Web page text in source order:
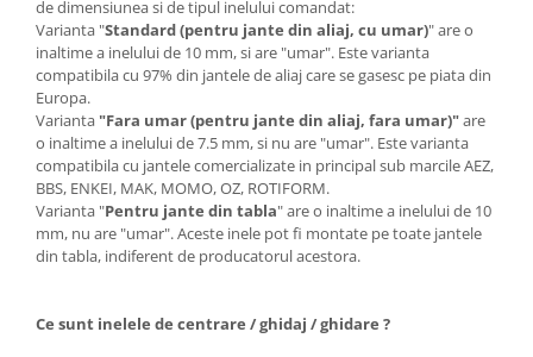
de dimensiunea si de tipul inelului comandat:
Varianta "Standard (pentru jante din aliaj, cu umar)" are o
inaltime a inelului de 10 mm, si are "umar". Este varianta
compatibila cu 97% din jantele de aliaj care se gasesc pe piata din
Europa.
Varianta "Fara umar (pentru jante din aliaj, fara umar)"are
o inaltime a inelului de 7.5 mm, si nu are "umar". Este varianta
compatibila cu jantele comercializate in principal sub marcile AEZ,
BBS, ENKEI, MAK, MOMO, OZ, ROTIFORM.
Varianta "Pentru jante din tabla" are o inaltime a inelului de 10
mm, nu are "umar". Aceste inele pot fi montate pe toate jantele
din tabla, indiferent de producatorul acestora.
Ce sunt inelele de centrare / ghidaj / ghidare ?